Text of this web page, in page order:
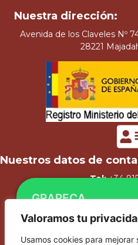
Valoramos tu
Usamos cookies para
Nuestra dirección:
Avenida de los Claveles Nº
28221
Nuestros datos de
Tel:+34
Fax:+34
WhatsApp:
E-mail:
GRAPECA